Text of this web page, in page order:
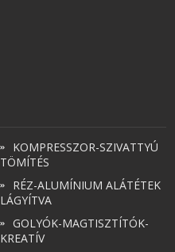
KOMPRESSZOR-SZIVATTYÚ
TÖMÍTÉS
RÉZ-ALUMÍNIUM ALÁTÉTEK
LÁGYÍTVA
GOLYÓK-MAGTISZTÍTÓK-
KREATÍV